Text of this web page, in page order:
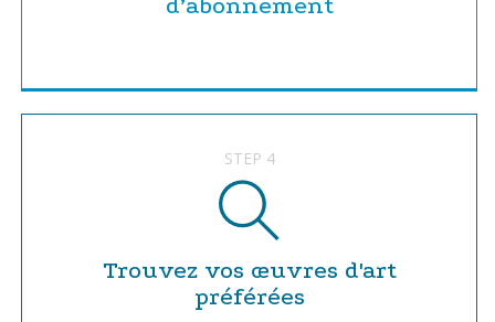
d’abonnement
STEP 4
Trouvez vos œuvres d'art
préférées